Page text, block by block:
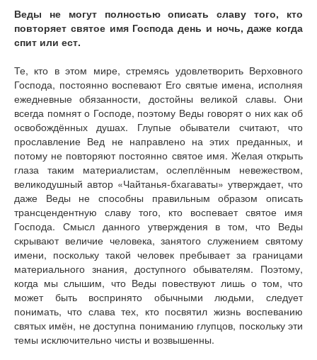
Веды не могут полностью описать славу того, кто
повторяет святое имя Господа день и ночь, даже когда
спит или ест.
Те, кто в этом мире, стремясь удовлетворить Верховного
Господа, постоянно воспевают Его святые имена, исполняя
ежедневные обязанности, достойны великой славы. Они
всегда помнят о Господе, поэтому Веды говорят о них как об
освобождённых душах. Глупые обыватели считают, что
прославление Вед не направлено на этих преданных, и
потому не повторяют постоянно святое имя. Желая открыть
глаза таким материалистам, ослеплённым невежеством,
великодушный автор «Чайтанья-бхагаваты» утверждает, что
даже Веды не способны правильным образом описать
трансцендентную славу того, кто воспевает святое имя
Господа. Смысл данного утверждения в том, что Веды
скрывают величие человека, занятого служением святому
имени, поскольку такой человек пребывает за границами
материального знания, доступного обывателям. Поэтому,
когда мы слышим, что Веды повествуют лишь о том, что
может быть воспринято обычными людьми, следует
понимать, что слава тех, кто посвятил жизнь воспеванию
святых имён, не доступна пониманию глупцов, поскольку эти
темы исключительно чисты и возвышенны.